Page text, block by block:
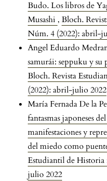
Budo. Los libros de
Musashi , Bloch.
Núm. 4 (2022): abril-
Angel Eduardo
samurái: seppuku y
Bloch. Revista
(2022): abril-julio 2022
María Fernada De la
fantasmas japoneses
manifestaciones y
del miedo como
Estudiantil de
julio 2022